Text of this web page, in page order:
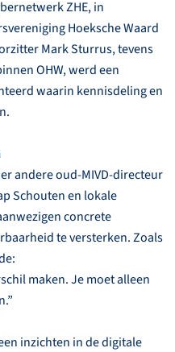
ZHE, in
Hoeksche Waard
Mark Sturrus, tevens
OHW, werd een
waarin kennisdeling en
andere oud-MIVD-directeur
Schouten en lokale
concrete
te versterken. Zoals
maken. Je moet alleen
inzichten in de digitale